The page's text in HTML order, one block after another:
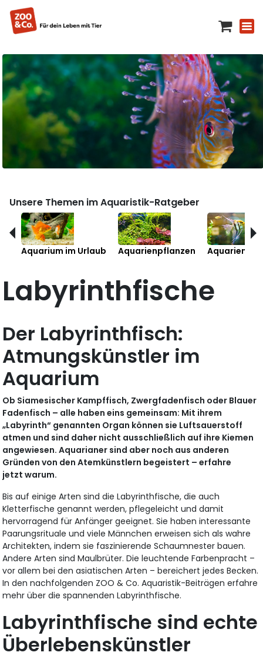
Unsere Themen im Aquaristik-Ratgeber
Aquarium im Urlaub Aquarienpflanzen
Labyrinthfische
Der Labyrinthfisch:
Atmungskünstler im
Aquarium
Ob Siamesischer Kampffisch, Zwergfadenfisch oder Blauer
Fadenfisch – alle haben eins gemeinsam: Mit ihrem
„Labyrinth“ genannten Organ können sie Luftsauerstoff
atmen und sind daher nicht ausschließlich auf ihre Kiemen
angewiesen. Aquarianer sind aber noch aus anderen
Gründen von den Atemkünstlern begeistert – erfahre
jetzt warum.
Bis auf einige Arten sind die Labyrinthfische, die auch
Kletterfische genannt werden, pflegeleicht und damit
hervorragend für Anfänger geeignet. Sie haben interessante
Paarungsrituale und viele Männchen erweisen sich als wahre
Architekten, indem sie faszinierende Schaumnester bauen.
Andere Arten sind Maulbrüter. Die leuchtende Farbenpracht –
vor allem bei den asiatischen Arten – bereichert jedes Becken.
In den nachfolgenden ZOO & Co. Aquaristik-Beiträgen erfahre
mehr über die spannenden Labyrinthfische.
Labyrinthfische sind echte
Überlebenskünstler